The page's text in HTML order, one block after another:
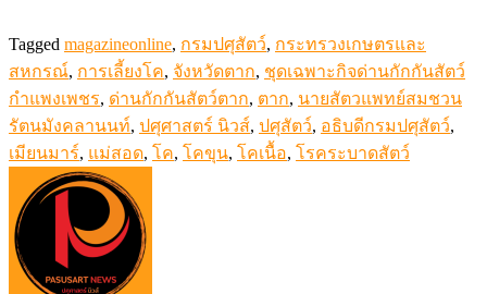
Tagged magazineonline, กรมปศุสัตว์, กระทรวงเกษตรและ
สหกรณ์, การเลี้ยงโค, จังหวัดตาก, ชุดเฉพาะกิจด่านกักกันสัตว์
กำแพงเพชร, ด่านกักกันสัตว์ตาก, ตาก, นายสัตวแพทย์สมชวน
รัตนมังคลานนท์, ปศุศาสตร์ นิวส์, ปศุสัตว์, อธิบดีกรมปศุสัตว์,
เมียนมาร์, แม่สอด, โค, โคขุน, โคเนื้อ, โรคระบาดสัตว์